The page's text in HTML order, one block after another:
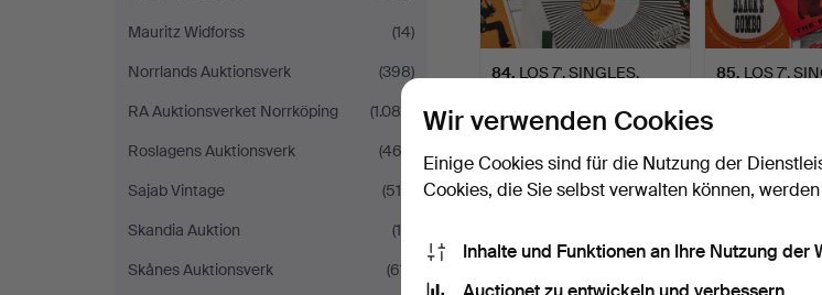
Mauritz Widforss
(14)
Norrlands Auktionsverk
(398)
RA Auktionsverket Norrköping
(1.089)
Roslagens Auktionsverk
(462)
Sajab Vintage
(518)
Skandia Auktion
(15)
Skånes Auktionsverk
(611)
84. LOS 7', SINGLES,
KÜNSTLER (17…
106 USD
85. LOS 7',
106 USD
Wir verwenden Cookies
Einige Cookies sind für die Nutzung der
Cookies, die Sie selbst verwalten können,
Inhalte und Funktionen an Ihre Nutzung der